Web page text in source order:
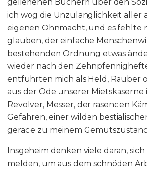
geliehenen Büchern über den
ich wog die Unzulänglichkeit aller
eigenen Ohnmacht, und es fehlte
glauben, der einfache
bestehenden Ordnung etwas
wieder nach den
entführten mich als Held, Räuber
aus der Öde unserer Mietskaserne
Revolver, Messer, der rasenden
Gefahren, einer wilden
gerade zu meinem Gemütszustand
Insgeheim denken viele daran,
melden, um aus dem schnöden